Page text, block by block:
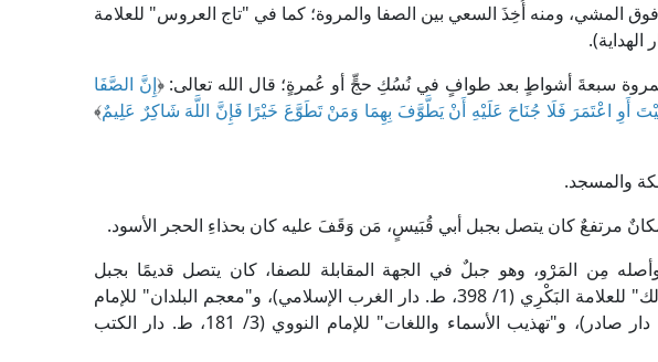
المشي، ومنه أُخِذَ السعي بين الصفا والمروة؛ كما في "تاج العروس" للعلامة
سبعةَ أشواطٍ بعد طوافٍ في نُسُكِ حجٍّ أو عُمرةٍ؛ قال الله تعالى: ﴿إِنَّ الصَّفَا
أَوِ اعْتَمَرَ فَلَا جُنَاحَ عَلَيْهِ أَنْ يَطَّوَّفَ بِهِمَا وَمَنْ تَطَوَّعَ خَيْرًا فَإِنَّ اللَّهَ شَاكِرٌ عَلِيمٌ﴾
والمسجد.
مرتفعٌ كان يتصل بجبل أبي قُبَيسٍ، مَن وَقَفَ عليه كان بحذاءِ الحجر الأسود.
مِن المَرْو، وهو جبلٌ في الجهة المقابلة للصفا، كان يتصل قديمًا بجبل
قُعَيْقِعَان، كما في "المسالك والممالك" للعلامة البَكْرِي (1/ 398، ط. دار الغرب الإسلامي)، و"معجم البلدان" للإمام
شهاب الدين الحَمَوِي (3/ 411، ط. دار صادر)، و"تهذيب الأسماء واللغات" للإمام النووي (3/ 181، ط. دار الكتب